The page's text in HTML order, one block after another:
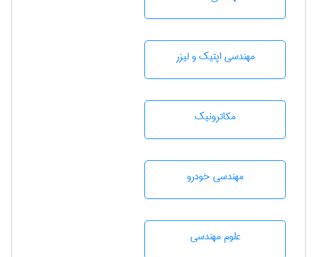
مهندسی اپتیک و لیزر
مکاترونیک
مهندسی خودرو
علوم مهندسی